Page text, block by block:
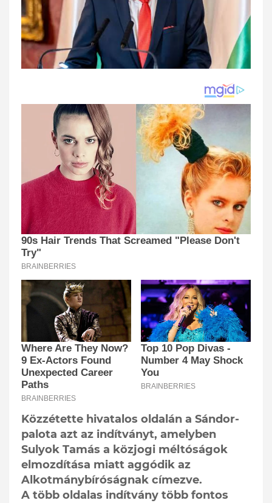
Közzétette hivatalos oldalán a Sándor-
palota azt az indítványt, amelyben
Sulyok Tamás a közjogi méltóságok
elmozdítása miatt aggódik az
Alkotmánybíróságnak címezve.
A több oldalas indítvány több fontos